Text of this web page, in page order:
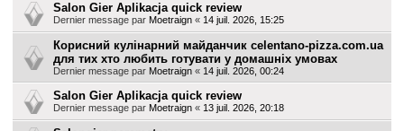
Salon Gier Aplikacja quick review
Dernier message par Moetraign « 14 juil. 2026, 15:25
Корисний кулінарний майданчик celentano-pizza.com.ua
для тих хто любить готувати у домашніх умовах
Dernier message par Moetraign « 14 juil. 2026, 00:24
Salon Gier Aplikacja quick review
Dernier message par Moetraign « 13 juil. 2026, 20:18